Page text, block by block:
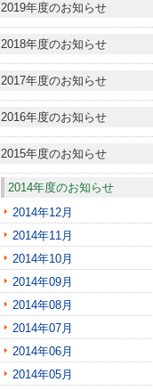
2019年度のお知らせ
2018年度のお知らせ
2017年度のお知らせ
2016年度のお知らせ
2015年度のお知らせ
2014年度のお知らせ
2014年12月
2014年11月
2014年10月
2014年09月
2014年08月
2014年07月
2014年06月
2014年05月